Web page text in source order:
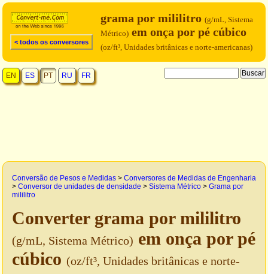
< todos os conversores
grama por mililitro (g/mL, Sistema
Métrico) em onça por pé cúbico
(oz/ft³, Unidades britânicas e norte-americanas)
EN ES PT RU FR
Conversão de Pesos e Medidas > Conversores de Medidas de Engenharia
> Conversor de unidades de densidade > Sistema Métrico > Grama por
mililitro
Converter grama por mililitro
(g/mL, Sistema Métrico) em onça por pé
cúbico (oz/ft³, Unidades britânicas e norte-